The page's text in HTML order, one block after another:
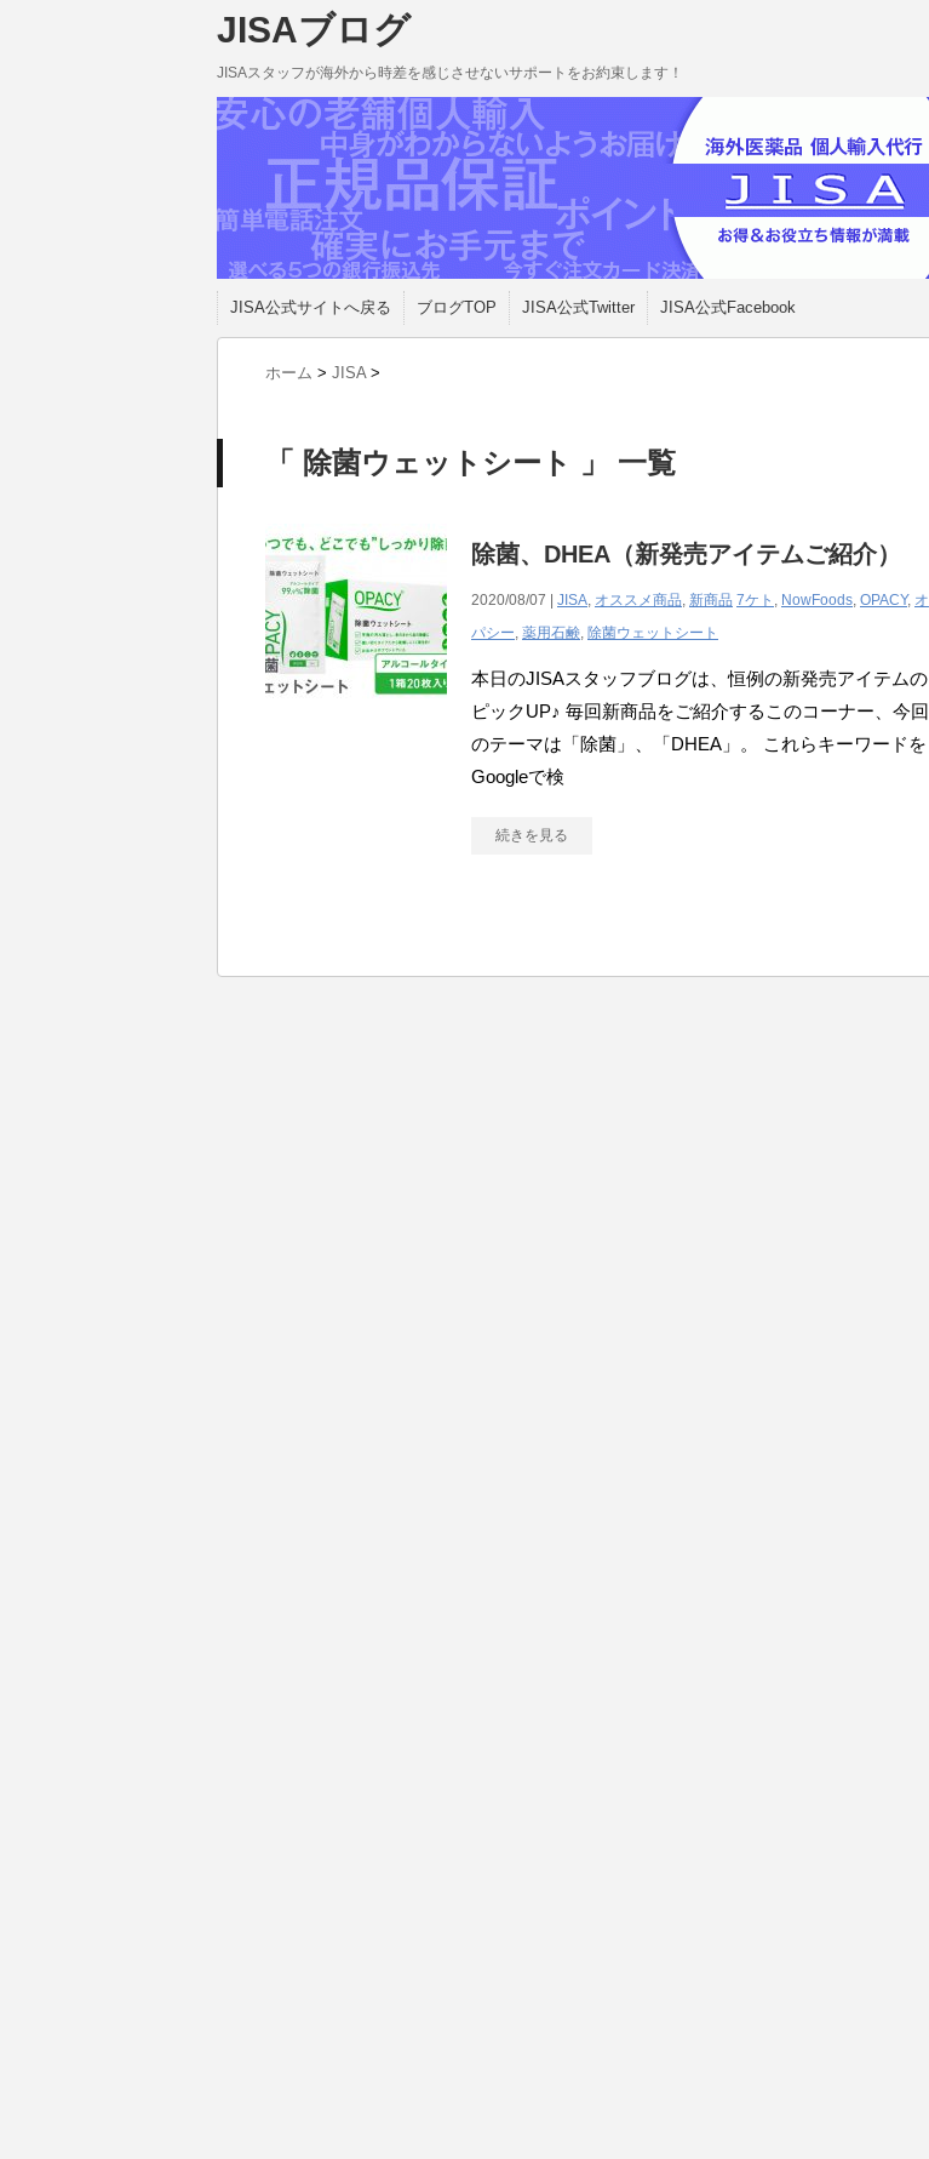
JISAブログ
JISAスタッフが海外から時差を感じさせないサポートをお約束します！
JISA公式サイトへ戻る ブログTOP JISA公式Twitter JISA公式Facebook
ホーム > JISA >
「 除菌ウェットシート 」 一覧
除菌、DHEA（新発売アイテムご紹介）
2020/08/07 | JISA, オススメ商品, 新商品 7ケト , NowFoods, OPACY, オ
パシー, 薬用石鹸, 除菌ウェットシート
本日のJISAスタッフブログは、恒例の新発売アイテムの
ピックUP♪ 毎回新商品をご紹介するこのコーナー、今回
のテーマは「除菌」、「DHEA」。 これらキーワードを
Googleで検
続きを見る